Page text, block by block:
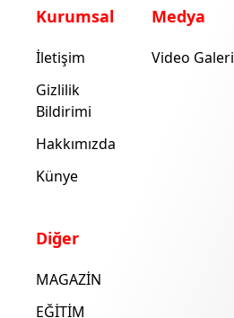
Kurumsal
İletişim
Gizlilik
Bildirimi
Hakkımızda
Künye
Medya
Video Galeri
Diğer
MAGAZİN
EĞİTİM